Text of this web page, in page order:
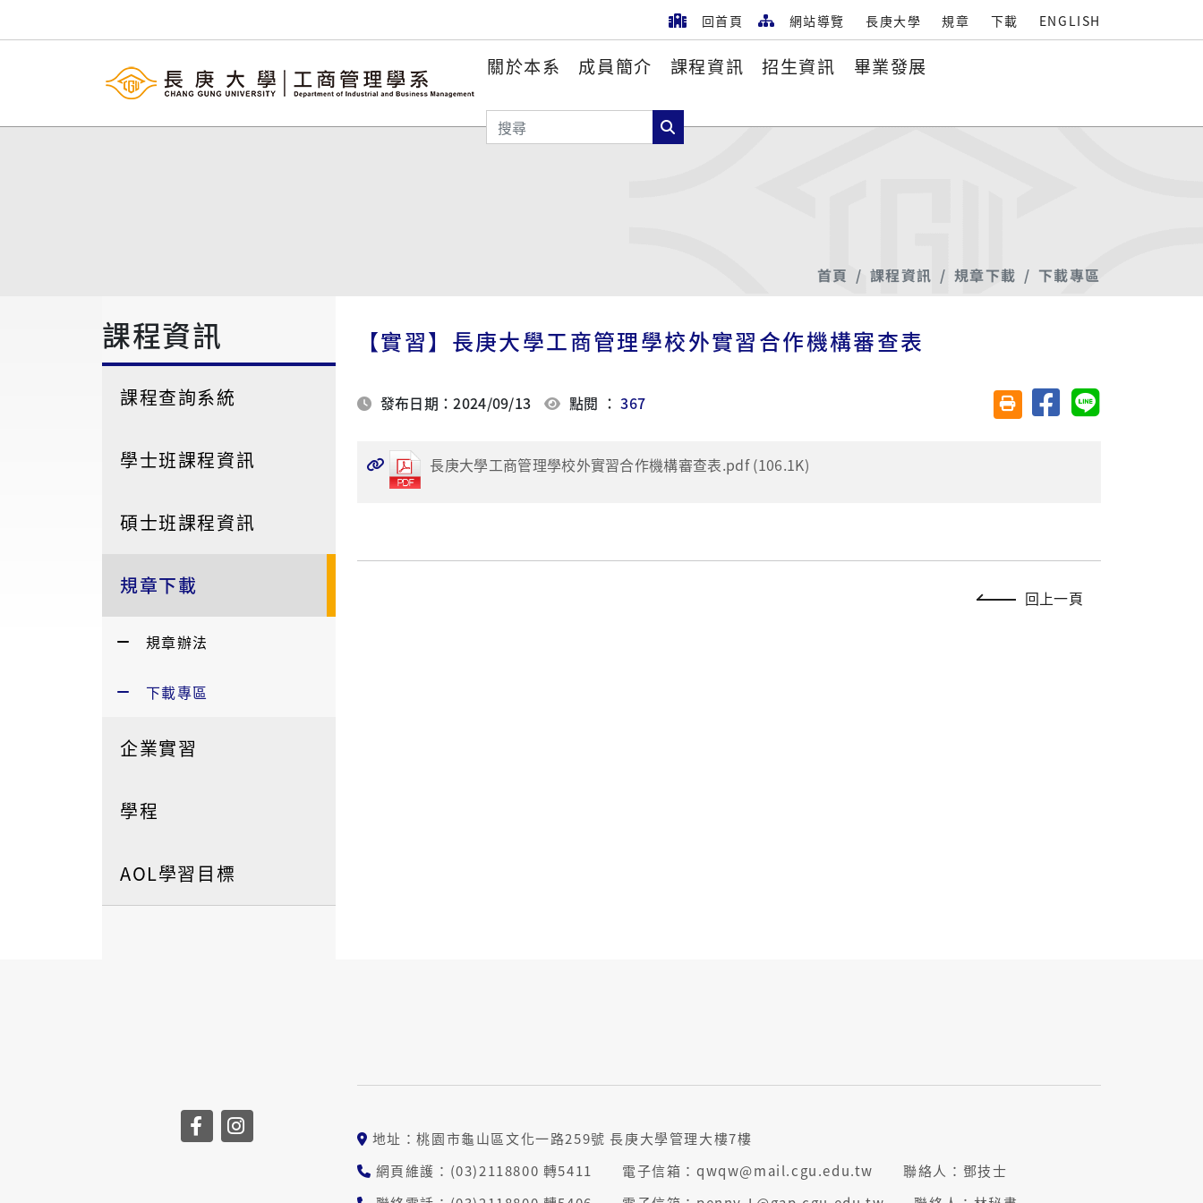
回首頁 網站導覽 長庚大學 規章 下載 ENGLISH
關於本系 成員簡介 課程資訊 招生資訊 畢業發展
搜尋
首頁 課程資訊 規章下載 下載專區
課程資訊
課程查詢系統
學士班課程資訊
碩士班課程資訊
規章下載
規章辦法
下載專區
企業實習
學程
AOL學習目標
【實習】長庚大學工商管理學校外實習合作機構審查表
發布日期：2024/09/13 點閱 ：367 友善列印(另開視窗)
分享至臉書分享至 Line
長庚大學工商管理學校外實習合作機構審查表.pdf (106.1K)
回上一頁
地址：桃園市龜山區文化一路259號 長庚大學管理大樓7樓
網頁維護：(03)2118800 轉5411 電子信箱：qwqw@mail.cgu.edu.tw 聯絡人：鄧技士